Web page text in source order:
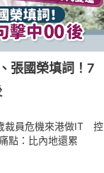
張國榮填詞！7
裁員危機來港做IT 控
點：比內地還累